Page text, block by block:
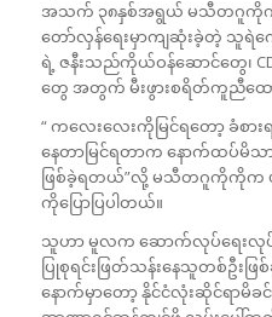
အသက် ၃၈နှစ်အရွယ် မသီတဂူကိုကို
တော်လှန်ရေးမှာကျဆုံးခဲ့တဲ့ သူရဲက
ရဲ့ ဇနီးသည်ကိုယ်ဝန်ဆောင်တွေ၊
တွေ အတွက် မီးဖွားစရိတ်ကူညီထော
“ ကလေးလေးကိုမြင်ရတော့ ခံစာ
နေတာမြင်ရတာက နောက်ထပ်
ဖြစ်ခဲ့ရတယ်”လို့ မသီတဂူကိုကိုက
ကိုပြောပြပါတယ်။
သူဟာ မူလက ဆောက်လုပ်ရေးလု
ပြုစုရင်းဖြတ်သန်းနေသူတစ်ဦးဖြ
နောက်မှာတော့ နိုင်ငံလုံးဆိုင်ရာမိခင်မျ